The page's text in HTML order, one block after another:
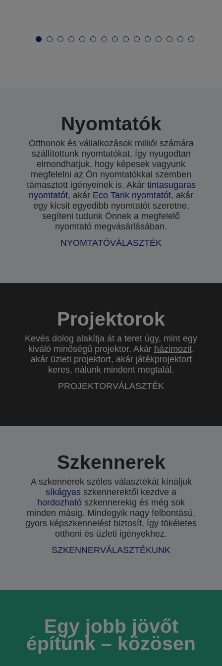
Nyomtatók
Otthonok és vállalkozások milliói számára
szállítottunk nyomtatókat, így nyugodtan
elmondhatjuk, hogy képesek vagyunk
megfelelni az Ön nyomtatókkal szemben
támasztott igényeinek is. Akár tintasugaras
nyomtatót, akár Eco Tank nyomtatót, akár
egy kicsit egyedibb nyomtatót szeretne,
segíteni tudunk Önnek a megfelelő
nyomtató megvásárlásában.
NYOMTATÓVÁLASZTÉK
Projektorok
Kevés dolog alakítja át a teret úgy, mint egy
kiváló minőségű projektor. Akár házimozit,
akár üzleti projektort, akár játékprojektort
keres, nálunk mindent megtalál.
PROJEKTORVÁLASZTÉK
Szkennerek
A szkennerek széles választékát kínáljuk
síkágyas szkennerektől kezdve a
hordozható szkennerekig és még sok
minden másig. Mindegyik nagy felbontású,
gyors képszkennelést biztosít, így tökéletes
otthoni és üzleti igényekhez.
SZKENNERVÁLASZTÉKUNK
Egy jobb jövőt
építünk – közösen